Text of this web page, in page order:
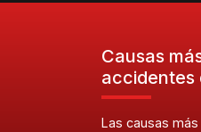
Causas
accidentes
Las causas